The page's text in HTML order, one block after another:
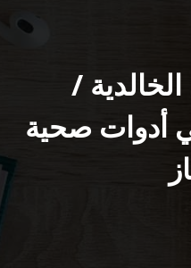
/
/ فني أدوات صحية